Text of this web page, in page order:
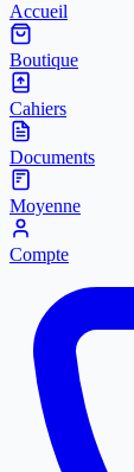
Accueil
Boutique
Cahiers
Documents
Moyenne
Compte